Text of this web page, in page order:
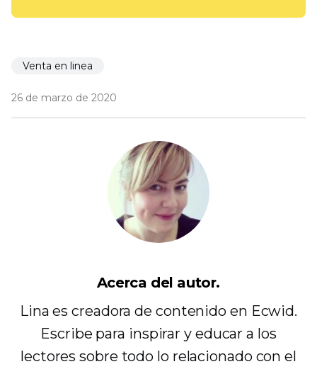
Venta en linea
26 de marzo de 2020
Acerca del autor.
Lina es creadora de contenido en Ecwid.
Escribe para inspirar y educar a los
lectores sobre todo lo relacionado con el